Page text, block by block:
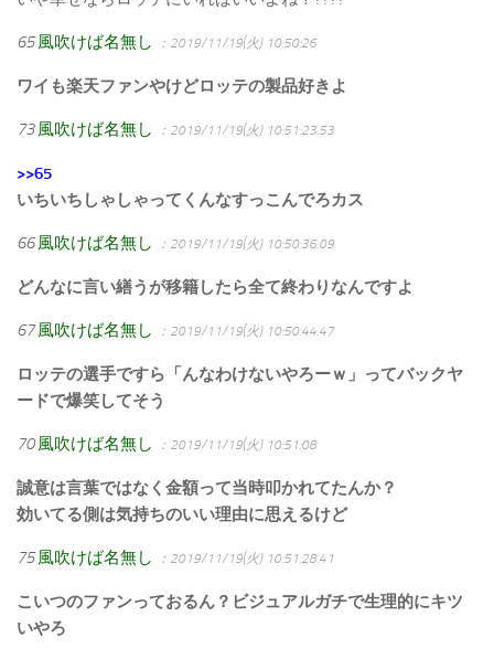
65 風吹けば名無し ：2019/11/19(火) 10:50:26
ワイも楽天ファンやけどロッテの製品好きよ
73 風吹けば名無し ：2019/11/19(火) 10:51:23.53
>>65
いちいちしゃしゃってくんなすっこんでろカス
66 風吹けば名無し ：2019/11/19(火) 10:50:36.09
どんなに言い繕うが移籍したら全て終わりなんですよ
67 風吹けば名無し ：2019/11/19(火) 10:50:44.47
ロッテの選手ですら「んなわけないやろーｗ」ってバックヤ
ードで爆笑してそう
70 風吹けば名無し ：2019/11/19(火) 10:51:08
誠意は言葉ではなく金額って当時叩かれてたんか？
効いてる側は気持ちのいい理由に思えるけど
75 風吹けば名無し ：2019/11/19(火) 10:51:28.41
こいつのファンっておるん？ビジュアルガチで生理的にキツ
いやろ